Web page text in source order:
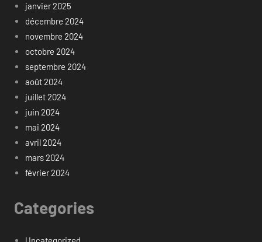
janvier 2025
décembre 2024
novembre 2024
octobre 2024
septembre 2024
août 2024
juillet 2024
juin 2024
mai 2024
avril 2024
mars 2024
février 2024
Categories